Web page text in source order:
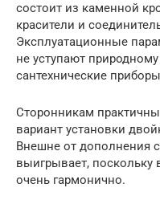
состоит из каменной
красители и
Эксплуатационные
не уступают
сантехнические
Сторонникам
вариант установки
Внешне от дополнения
выигрывает, поскольку
очень гармонично.